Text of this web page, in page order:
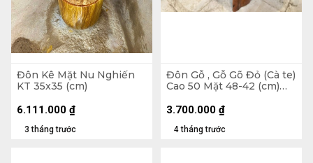
Đôn Kê Mặt Nu Nghiến
KT 35x35 (cm)
3 tháng trước
6.111.000 ₫
Đôn Gỗ , Gỗ Gõ Đỏ (Cà te)
Cao 50 Mặt 48-42 (cm)
4 tháng trước
3.700.000 ₫